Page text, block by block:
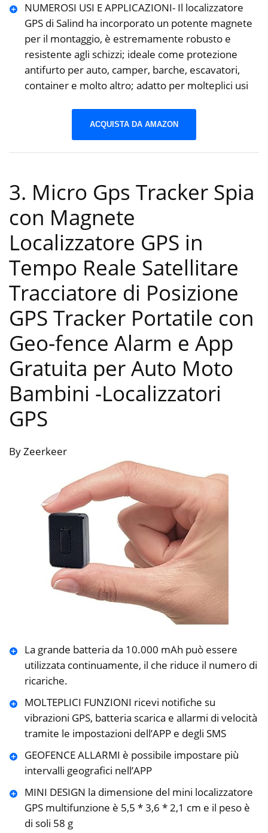
NUMEROSI USI E APPLICAZIONI- Il localizzatore
GPS di Salind ha incorporato un potente magnete
per il montaggio, è estremamente robusto e
resistente agli schizzi; ideale come protezione
antifurto per auto, camper, barche, escavatori,
container e molto altro; adatto per molteplici usi
ACQUISTA DA AMAZON
3. Micro Gps Tracker Spia
con Magnete
Localizzatore GPS in
Tempo Reale Satellitare
Tracciatore di Posizione
GPS Tracker Portatile con
Geo-fence Alarm e App
Gratuita per Auto Moto
Bambini -Localizzatori
GPS
By Zeerkeer
La grande batteria da 10.000 mAh può essere
utilizzata continuamente, il che riduce il numero di
ricariche.
MOLTEPLICI FUNZIONI ricevi notifiche su
vibrazioni GPS, batteria scarica e allarmi di velocità
tramite le impostazioni dell’APP e degli SMS
GEOFENCE ALLARMI è possibile impostare più
intervalli geografici nell’APP
MINI DESIGN la dimensione del mini localizzatore
GPS multifunzione è 5,5 * 3,6 * 2,1 cm e il peso è
di soli 58 g